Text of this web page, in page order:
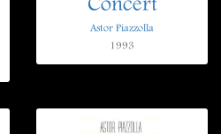
Concert
Astor Piazzolla
1993